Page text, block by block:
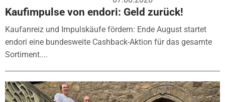
Kaufimpulse von endori: Geld zurück!
Kaufanreiz und Impulskäufe fördern: Ende August startet
endori eine bundesweite Cashback-Aktion für das gesamte
Sortiment....